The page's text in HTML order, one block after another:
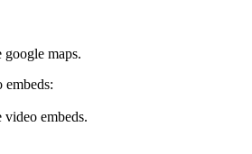
maps.
embeds:
embeds.